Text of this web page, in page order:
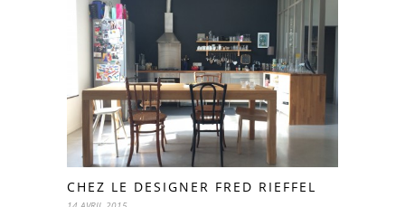
CHEZ LE DESIGNER FRED RIEFFEL